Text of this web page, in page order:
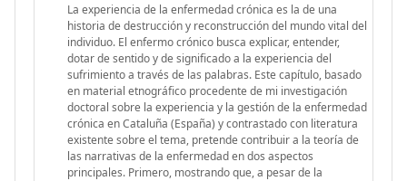
La experiencia de la enfermedad crónica es la de una
historia de destrucción y reconstrucción del mundo vital del
individuo. El enfermo crónico busca explicar, entender,
dotar de sentido y de significado a la experiencia del
sufrimiento a través de las palabras. Este capítulo, basado
en material etnográfico procedente de mi investigación
doctoral sobre la experiencia y la gestión de la enfermedad
crónica en Cataluña (España) y contrastado con literatura
existente sobre el tema, pretende contribuir a la teoría de
las narrativas de la enfermedad en dos aspectos
principales. Primero, mostrando que, a pesar de la